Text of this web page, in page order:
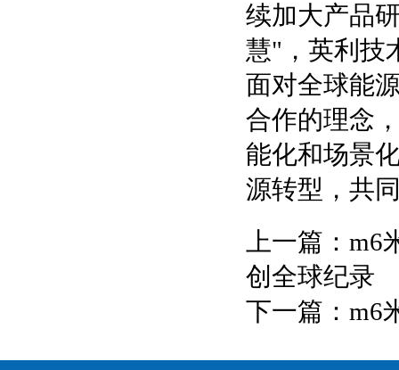
续加大产品
慧"，英利技
面对全球能
合作的理念
能化和场景
源转型，共
上一篇： m6
创全球纪录
下一篇： m6